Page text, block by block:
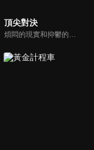
頂尖對決
煩悶的現實和抑鬱的社會，你需要的就是笑、大聲笑、開口笑，《頂尖對決》就要你笑到落ㄟ骸，最具綜藝實力的庹宗康，和喜感十足的納豆各自領軍對抗，藝人搞笑pk笑果十足，《頂尖對決》讓你忘掉一週煩惱！